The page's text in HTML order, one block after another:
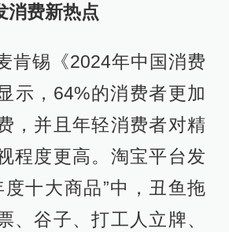
消费新热点
肯锡《2024年中国消费
示，64%的消费者更加
，并且年轻消费者对精
程度更高。淘宝平台发
度十大商品”中，丑鱼拖
、谷子、打工人立牌、